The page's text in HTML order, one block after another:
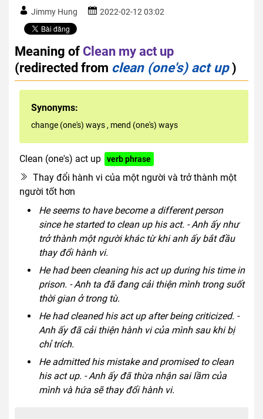
Jimmy Hung 2022-02-12 03:02
Meaning of Clean my act up
(redirected from clean (one's) act up)
Synonyms:
change (one's) ways , mend (one's) ways
Clean (one's) act up verb phrase
Thay đổi hành vi của một người và trở thành một
người tốt hơn
He seems to have become a different person
since he started to clean up his act. - Anh ấy như
trở thành một người khác từ khi anh ấy bắt đầu
thay đổi hành vi.
He had been cleaning his act up during his time in
prison. - Anh ta đã đang cải thiện mình trong suốt
thời gian ở trong tù.
He had cleaned his act up after being criticized. -
Anh ấy đã cải thiện hành vi của mình sau khi bị
chỉ trích.
He admitted his mistake and promised to clean
his act up. - Anh ấy đã thừa nhận sai lầm của
mình và hứa sẽ thay đổi hành vi.